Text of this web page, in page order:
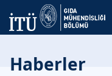
Haberler